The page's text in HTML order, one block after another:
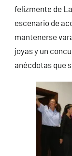
felizmente de
escenario de
mantenerse
joyas y un
anécdotas que